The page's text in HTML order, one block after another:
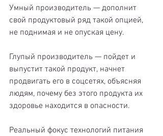
Умный производитель — дополнит
свой продуктовый ряд такой опцией,
не поднимая и не опуская цену.
Глупый производитель — пойдет и
выпустит такой продукт, начнет
продвигать его в соцсетях, объясняя
людям, почему без этого продукта их
здоровье находится в опасности.
Реальный фокус технологий питания